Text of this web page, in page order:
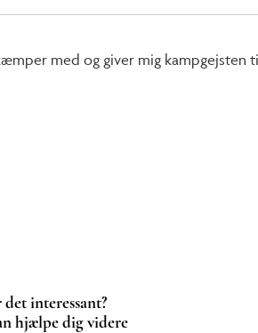
med og giver mig kampgejsten
det interessant?
hjælpe dig videre